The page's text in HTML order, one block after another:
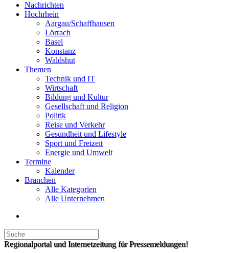
Nachrichten
Hochrhein
Aargau/Schaffhausen
Lörrach
Basel
Konstanz
Waldshut
Themen
Technik und IT
Wirtschaft
Bildung und Kultur
Gesellschaft und Religion
Politik
Reise und Verkehr
Gesundheit und Lifestyle
Sport und Freizeit
Energie und Umwelt
Termine
Kalender
Branchen
Alle Kategorien
Alle Unternehmen
Regionalportal und Internetzeitung für Pressemeldungen!